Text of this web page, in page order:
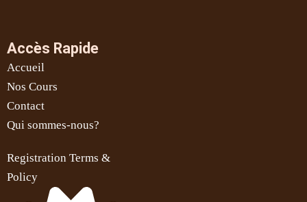
Accès Rapide
Accueil
Nos Cours
Contact
Qui sommes-nous?
Registration Terms &
Policy